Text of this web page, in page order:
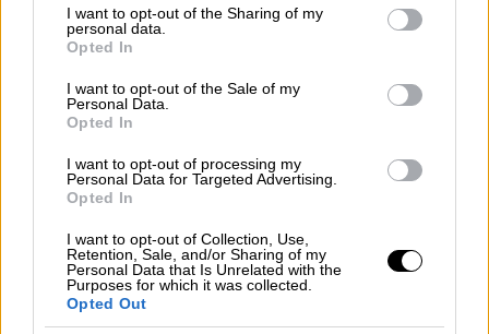
not limited to your visit or usage behaviour. You may click to
grant or deny consent to Google and its third-party tags to
use your data for below specified purposes in below Google
consent section.
I want to opt-out of the Sharing of my
personal data.
Opted In
I want to opt-out of the Sale of my
Personal Data.
Opted In
I want to opt-out of processing my
Personal Data for Targeted Advertising.
Opted In
I want to opt-out of Collection, Use,
Retention, Sale, and/or Sharing of my
Personal Data that Is Unrelated with the
Purposes for which it was collected.
Opted Out
Μετά την αισχρή εμφάνιση των Βρετανών, έρχεται
Ένας ύμνος για τη μητέρα με μία σπουδαία σκηνική
Φωνητικά υπήρχαν κάποιες αστοχίες αλλά η